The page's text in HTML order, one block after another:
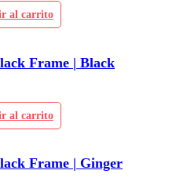
al carrito
Frame | Black
al carrito
Frame | Ginger